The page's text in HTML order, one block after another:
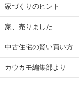
家づくりのヒント
家、売りました
中古住宅の賢い買い方
カウカモ編集部より